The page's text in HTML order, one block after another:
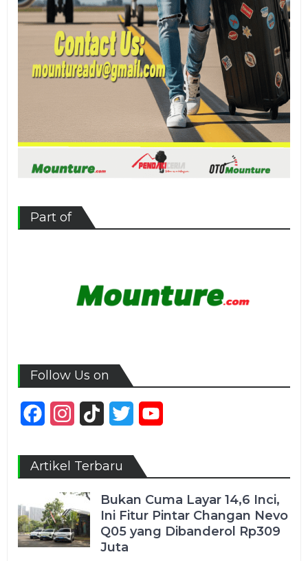
Part of
Follow Us on
FacebookInstagram
TikTok Twitter
Artikel Terbaru
Bukan Cuma Layar 14,6 Inci,
Ini Fitur Pintar Changan Nevo
Q05 yang Dibanderol Rp309
Juta